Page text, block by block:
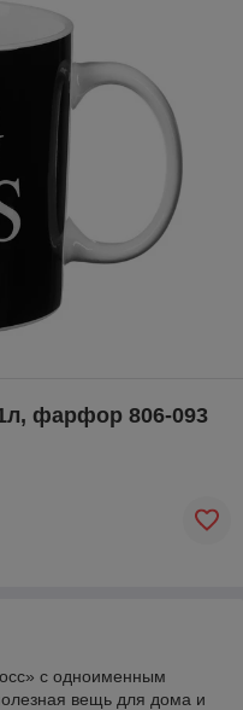
фарфор 806-093
с одноименным
вещь для дома и